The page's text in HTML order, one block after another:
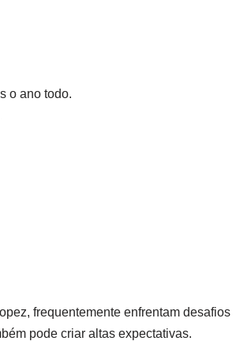
o ano todo.
frequentemente enfrentam desafios
pode criar altas expectativas.